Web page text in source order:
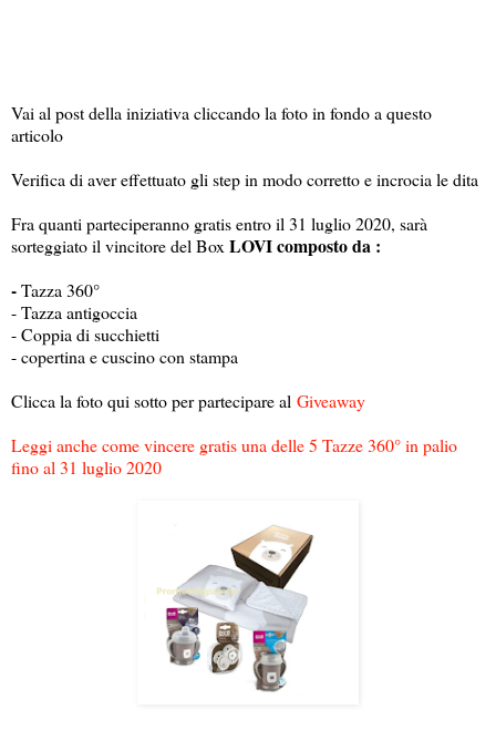
Vai al post della iniziativa cliccando la foto in fondo a questo
articolo
Verifica di aver effettuato gli step in modo corretto e incrocia le dita
Fra quanti parteciperanno gratis entro il 31 luglio 2020, sarà
sorteggiato il vincitore del Box LOVI composto da :
-Tazza 360°
- Tazza antigoccia
- Coppia di succhietti
- copertina e cuscino con stampa
Clicca la foto qui sotto per partecipare al Giveaway
Leggi anche come vincere gratis una delle 5 Tazze 360° in palio
fino al 31 luglio 2020